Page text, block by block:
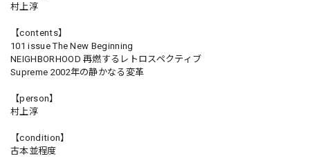
村上淳
【contents】
101 issue The New Beginning
NEIGHBORHOOD 再燃するレトロスペクティブ
Supreme 2002年の静かなる変革
【person】
村上淳
【condition】
古本並程度